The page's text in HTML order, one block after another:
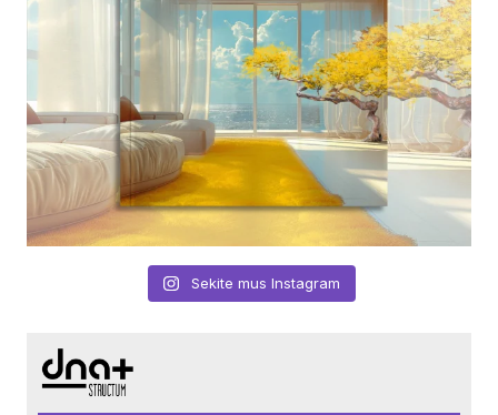
Sekite mus Instagram